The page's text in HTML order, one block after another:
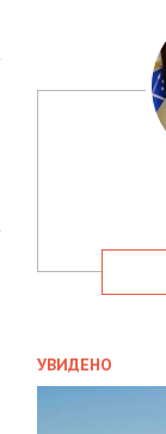
УВИДЕНО
ЗАТРИМАЛА